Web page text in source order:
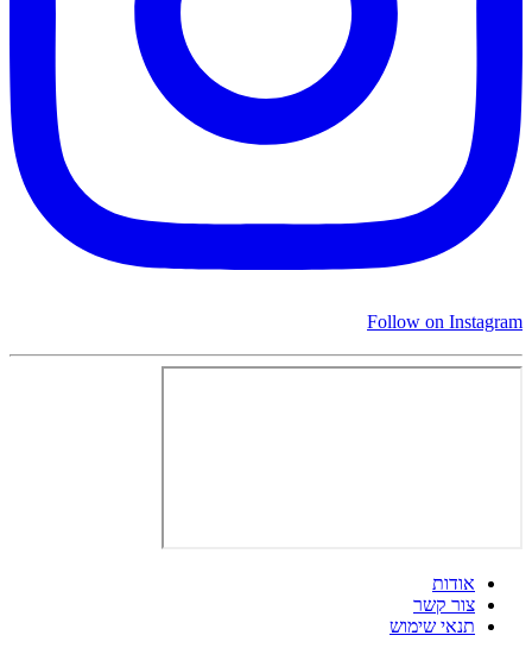
Follow on Instagram
אודות
צור קשר
תנאי שימוש